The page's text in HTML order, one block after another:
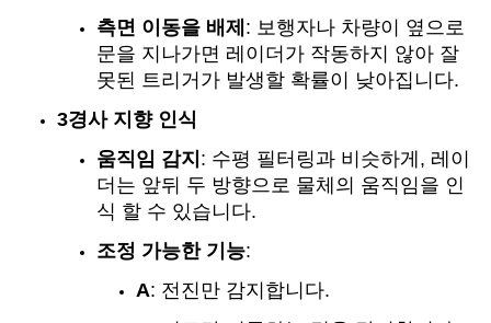
측면 이동을 배제 : 보행자나 차량이 옆으로
문을 지나가면 레이더가 작동하지 않아 잘
못된 트리거가 발생할 확률이 낮아집니다.
3경사 지향 인식
움직임 감지 : 수평 필터링과 비슷하게, 레이
더는 앞뒤 두 방향으로 물체의 움직임을 인
식 할 수 있습니다.
조정 가능한 기능:
A: 전진만 감지합니다.